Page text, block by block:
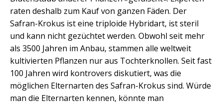
raten deshalb zum Kauf von ganzen Fäden. Der
Safran-Krokus ist eine triploide Hybridart, ist steril
und kann nicht gezüchtet werden. Obwohl seit mehr
als 3500 Jahren im Anbau, stammen alle weltweit
kultivierten Pflanzen nur aus Tochterknollen. Seit fast
100 Jahren wird kontrovers diskutiert, was die
möglichen Elternarten des Safran-Krokus sind. Würde
man die Elternarten kennen, könnte man